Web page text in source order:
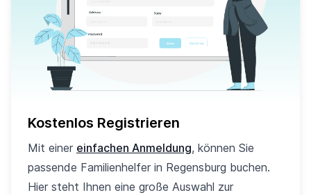
Kostenlos Registrieren
Mit einer einfachen Anmeldung, können Sie
passende Familienhelfer in Regensburg buchen.
Hier steht Ihnen eine große Auswahl zur